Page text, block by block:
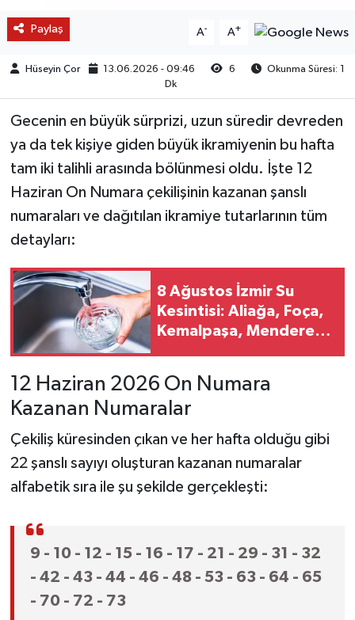
Paylaş A- A+
Hüseyin Çor 13.06.2026 - 09:46 6
Okunma Süresi: 1
Dk
Gecenin en büyük sürprizi, uzun süredir devreden
ya da tek kişiye giden büyük ikramiyenin bu hafta
tam iki talihli arasında bölünmesi oldu. İşte 12
Haziran On Numara çekilişinin kazanan şanslı
numaraları ve dağıtılan ikramiye tutarlarının tüm
detayları:
8 Ağustos İzmir Su
Kesintisi: Aliağa, Foça,
Kemalpaşa, Menderes
12 Haziran 2026 On Numara
Kazanan Numaralar
Çekiliş küresinden çıkan ve her hafta olduğu gibi
22 şanslı sayıyı oluşturan kazanan numaralar
alfabetik sıra ile şu şekilde gerçekleşti:
9 - 10 - 12 - 15 - 16 - 17 - 21 - 29 - 31 - 32
- 42 - 43 - 44 - 46 - 48 - 53 - 63 - 64 - 65
- 70 - 72 - 73